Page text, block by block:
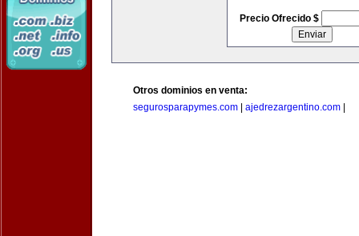
Precio Ofrecido $
Otros dominios en venta:
segurosparapymes.com
ajedrezargentino.com